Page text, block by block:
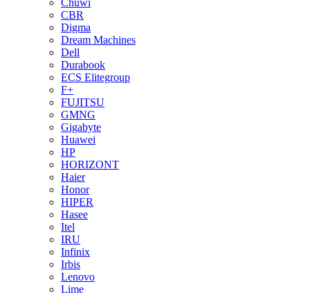
Chuwi
CBR
Digma
Dream Machines
Dell
Durabook
ECS Elitegroup
F+
FUJITSU
GMNG
Gigabyte
Huawei
HP
HORIZONT
Haier
Honor
HIPER
Hasee
Itel
IRU
Infinix
Irbis
Lenovo
Lime